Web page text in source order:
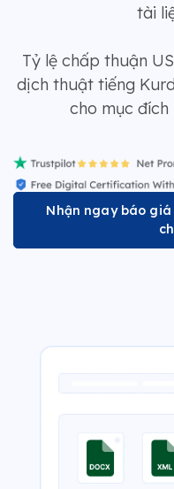
tài
Tỷ lệ chấp thuận
dịch thuật tiếng
cho mục
Nhận ngay báo